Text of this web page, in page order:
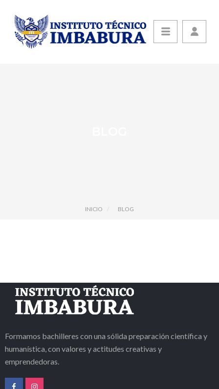
INICIO BLOG
Formamos bachilleres con una sólida preparación científica y
humanística, con valores y actitudes creativas y
emprendedoras.